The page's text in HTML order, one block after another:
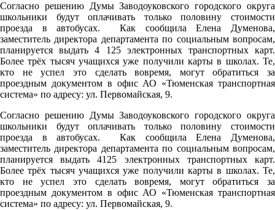
Cогласно решению Думы Заводоуковского городского округа
школьники будут оплачивать только половину стоимости
проезда в автобусах. Как сообщила Елена Думенова,
заместитель директора департамента по социальным вопросам,
планируется выдать 4 125 электронных транспортных карт.
Более трёх тысяч учащихся уже получили карты в школах. Те,
кто не успел это сделать вовремя, могут обратиться за
проездным документом в офис АО «Тюменская транспортная
система» по адресу: ул. Первомайская, 9.
Cогласно решению Думы Заводоуковского городского округа
школьники будут оплачивать только половину стоимости
проезда в автобусах. Как сообщила Елена Думенова,
заместитель директора департамента по социальным вопросам,
планируется выдать 4125 электронных транспортных карт.
Более трёх тысяч учащихся уже получили карты в школах. Те,
кто не успел это сделать вовремя, могут обратиться за
проездным документом в офис АО «Тюменская транспортная
система» по адресу: ул. Первомайская, 9.